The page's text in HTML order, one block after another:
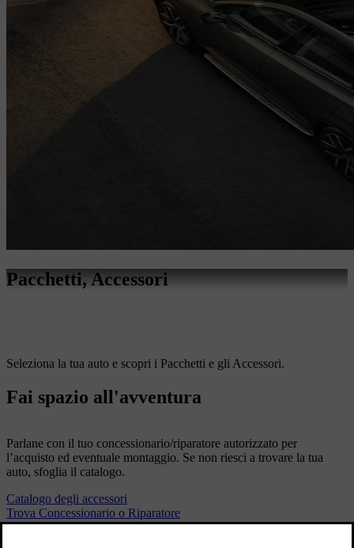
Pacchetti, Accessori
Seleziona la tua auto e scopri i Pacchetti e gli Accessori.
Fai spazio all'avventura
Parlane con il tuo concessionario/riparatore autorizzato per
l’acquisto ed eventuale montaggio. Se non riesci a trovare la tua
auto, sfoglia il catalogo.
Catalogo degli accessori
Trova Concessionario o Riparatore